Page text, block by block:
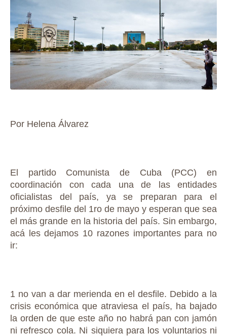
Por Helena Álvarez
El partido Comunista de Cuba (PCC) en
coordinación con cada una de las entidades
oficialistas del país, ya se preparan para el
próximo desfile del 1ro de mayo y esperan que sea
el más grande en la historia del país. Sin embargo,
acá les dejamos 10 razones importantes para no
ir:
1 no van a dar merienda en el desfile. Debido a la
crisis económica que atraviesa el país, ha bajado
la orden de que este año no habrá pan con jamón
ni refresco cola. Ni siquiera para los voluntarios ni